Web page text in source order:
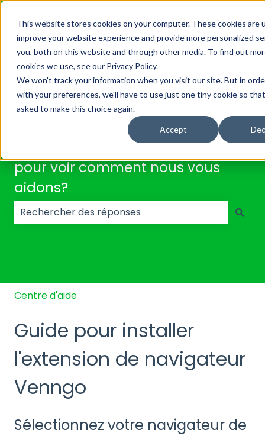
This website stores cookies on your computer. These cookies are
improve your website experience and provide more personalized
you, both on this website and through other media. To find out
cookies we use, see our Privacy Policy.
We won't track your information when you visit our site. But in
with your preferences, we'll have to use just one tiny cookie so
asked to make this choice again.
Accept
Solutions
Afficher le sous-menu pour Solutions
Plateforme
Afficher le sous-
À
propos
Bonjour. Cherchons rapidement
pour voir comment nous vous
aidons?
Centre d'aide
Guide pour installer
l'extension de navigateur
Venngo
Sélectionnez votre navigateur de